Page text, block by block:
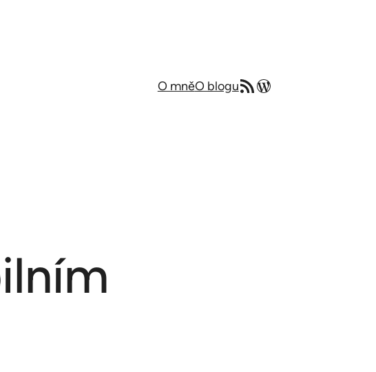
O mněO bloguRSS zdrojMůj blog v angličtině